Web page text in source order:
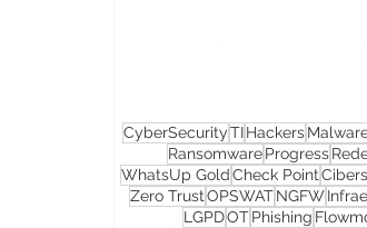
CyberSecurityTI Hackers
Ransomware Progress
WhatsUp GoldCheck Point
Zero TrustOPSWAT NGFW
LGPDOTPhishing